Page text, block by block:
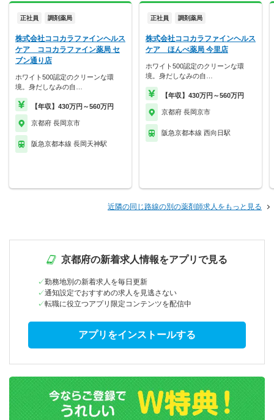
正社員 調剤薬局
株式会社ココカラファインヘルス
ケア ココカラファイン薬局 セ
ブン通り店
ホワイト500認定のクリーンな環
境。身だしなみの自…
【年収】430万円～560万円
京都府 長岡京市
阪急京都本線 長岡天神駅
正社員 調剤薬局
株式会社ココカラファインヘルス
ケア ほんべ薬局 今里店
ホワイト500認定のクリーンな環
境。身だしなみの自…
【年収】430万円～560万円
京都府 長岡京市
阪急京都本線 西向日駅
近隣の同じ路線の別の薬剤師求人をもっと見る
京都府の新着求人情報をアプリで見る
勤務地別の新着求人を毎日更新
通知設定でおすすめの求人を見逃さない
転職に役立つアプリ限定コンテンツを配信中
アプリをインストールする